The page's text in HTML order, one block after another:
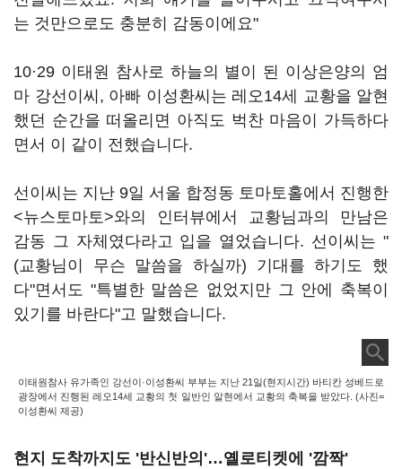
는 것만으로도 충분히 감동이에요"
10·29 이태원 참사로 하늘의 별이 된 이상은양의 엄
마 강선이씨, 아빠 이성환씨는 레오14세 교황을 알현
했던 순간을 떠올리면 아직도 벅찬 마음이 가득하다
면서 이 같이 전했습니다.
선이씨는 지난 9일 서울 합정동 토마토홀에서 진행한
<뉴스토마토>와의 인터뷰에서 교황님과의 만남은
감동 그 자체였다라고 입을 열었습니다. 선이씨는 "
(교황님이 무슨 말씀을 하실까) 기대를 하기도 했
다"면서도 "특별한 말씀은 없었지만 그 안에 축복이
있기를 바란다"고 말했습니다.
이태원참사 유가족인 강선이·이성환씨 부부는 지난 21일(현지시간) 바티칸 성베드로
광장에서 진행된 레오14세 교황의 첫 일반인 알현에서 교황의 축복을 받았다. (사진=
이성환씨 제공)
현지 도착까지도 '반신반의'…옐로티켓에 '깜짝'